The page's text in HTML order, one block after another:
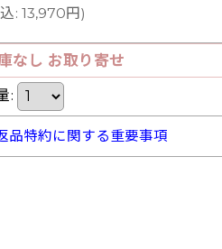
: 13,970円)
なし お取り寄せ
:
品特約に関する重要事項